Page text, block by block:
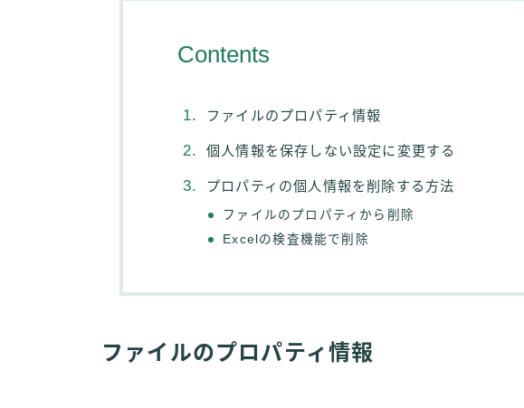
Contents
ファイルのプロパティ情報
個人情報を保存しない設定に変更する
プロパティの個人情報を削除する方法
ファイルのプロパティから削除
Excelの検査機能で削除
ファイルのプロパティ情報